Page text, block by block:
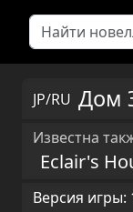
JP/RU Дом
Известна
Eclair's
Версия игры: